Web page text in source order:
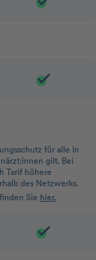
für alle in
gilt. Bei
Tarif höhere
des Netzwerks.
Sie hier.